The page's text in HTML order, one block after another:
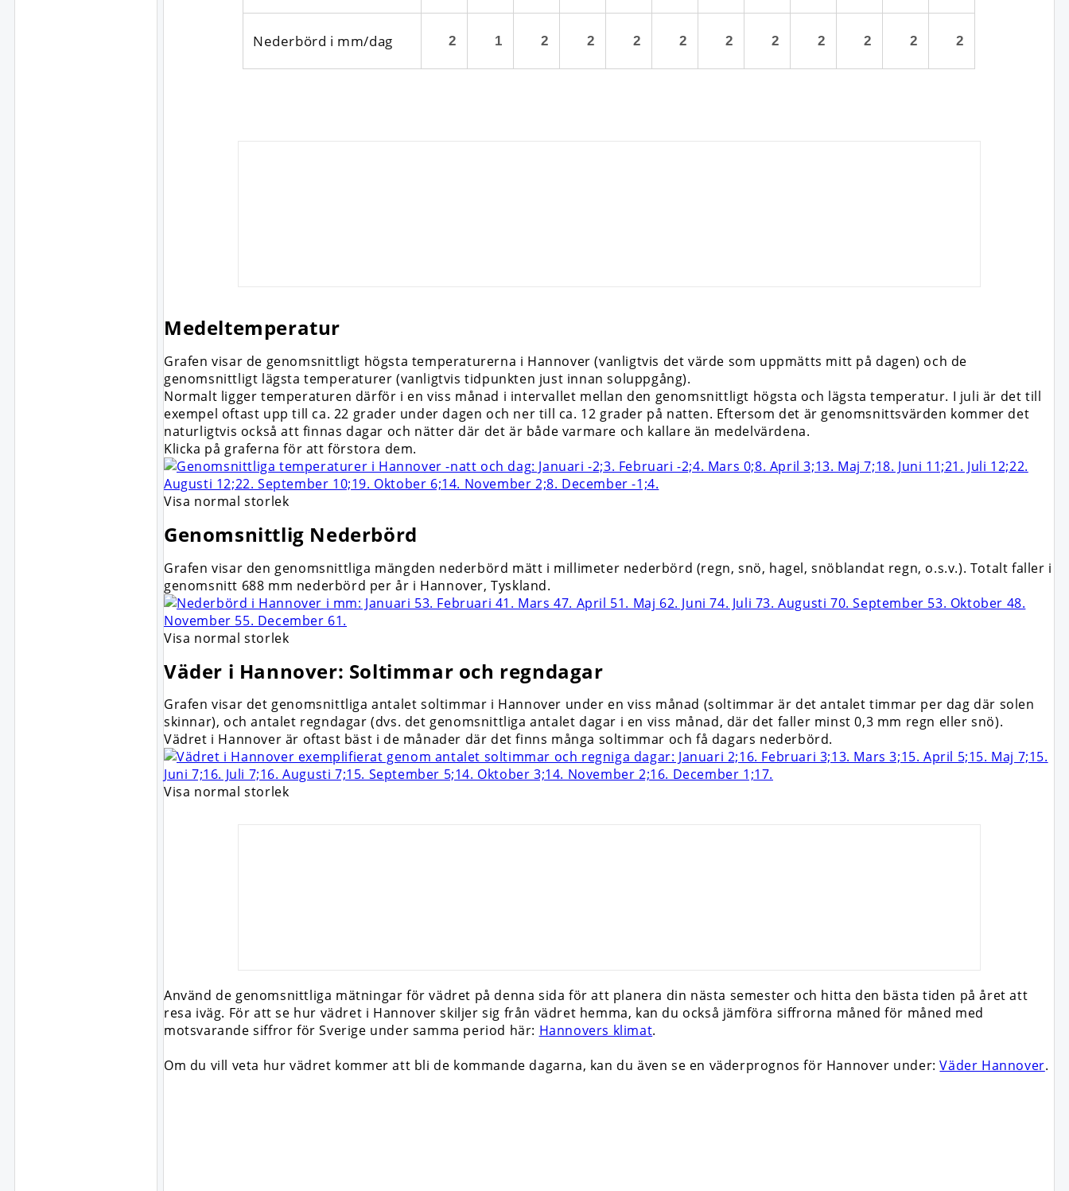
Nederbörd i mm/dag 2 1 2 2 2 2 2 2 2 2 2 2
Medeltemperatur
Grafen visar de genomsnittligt högsta temperaturerna i Hannover (vanligtvis det värde som uppmätts mitt på dagen) och de
genomsnittligt lägsta temperaturer (vanligtvis tidpunkten just innan soluppgång).
Normalt ligger temperaturen därför i en viss månad i intervallet mellan den genomsnittligt högsta och lägsta temperatur. I juli är det till
exempel oftast upp till ca. 22 grader under dagen och ner till ca. 12 grader på natten. Eftersom det är genomsnittsvärden kommer det
naturligtvis också att finnas dagar och nätter där det är både varmare och kallare än medelvärdena.
Klicka på graferna för att förstora dem.
Visa normal storlek
Genomsnittlig Nederbörd
Grafen visar den genomsnittliga mängden nederbörd mätt i millimeter nederbörd (regn, snö, hagel, snöblandat regn, o.s.v.). Totalt faller i
genomsnitt 688 mm nederbörd per år i Hannover, Tyskland.
Visa normal storlek
Väder i Hannover: Soltimmar och regndagar
Grafen visar det genomsnittliga antalet soltimmar i Hannover under en viss månad (soltimmar är det antalet timmar per dag där solen
skinnar), och antalet regndagar (dvs. det genomsnittliga antalet dagar i en viss månad, där det faller minst 0,3 mm regn eller snö).
Vädret i Hannover är oftast bäst i de månader där det finns många soltimmar och få dagars nederbörd.
Visa normal storlek
Använd de genomsnittliga mätningar för vädret på denna sida för att planera din nästa semester och hitta den bästa tiden på året att
resa iväg. För att se hur vädret i Hannover skiljer sig från vädret hemma, kan du också jämföra siffrorna måned för måned med
motsvarande siffror för Sverige under samma period här: Hannovers klimat.
Om du vill veta hur vädret kommer att bli de kommande dagarna, kan du även se en väderprognos för Hannover under:Väder Hannover.